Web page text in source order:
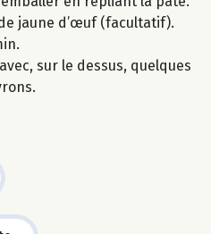
jaune d’œuf (facultatif).
sur le dessus, quelques